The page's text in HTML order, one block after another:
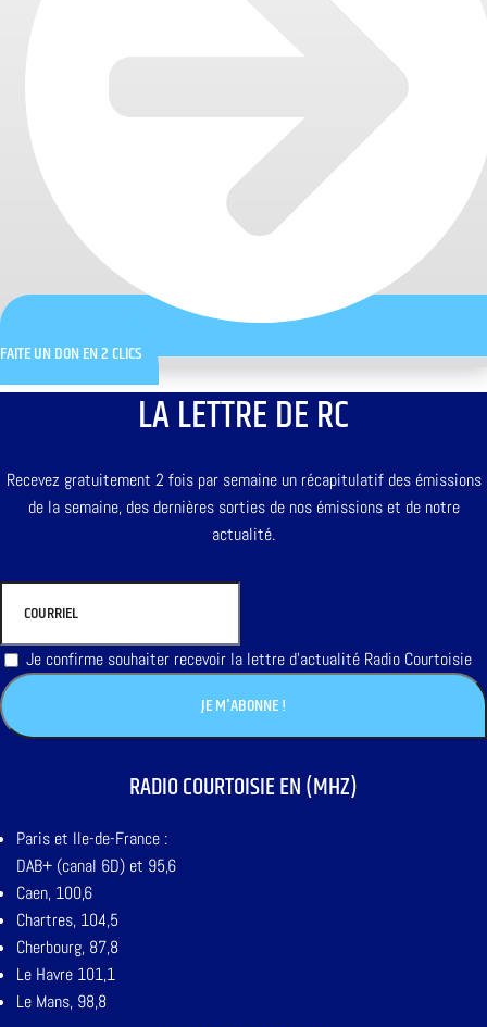
FAITE UN DON EN 2 CLICS
LA LETTRE DE RC
Recevez gratuitement 2 fois par semaine un récapitulatif des émissions
de la semaine, des dernières sorties de nos émissions et de notre
actualité.
Je confirme souhaiter recevoir la lettre d'actualité Radio Courtoisie
RADIO COURTOISIE EN (MHZ)
Paris et Ile-de-France :
DAB+ (canal 6D) et 95,6
Caen, 100,6
Chartres, 104,5
Cherbourg, 87,8
Le Havre 101,1
Le Mans, 98,8